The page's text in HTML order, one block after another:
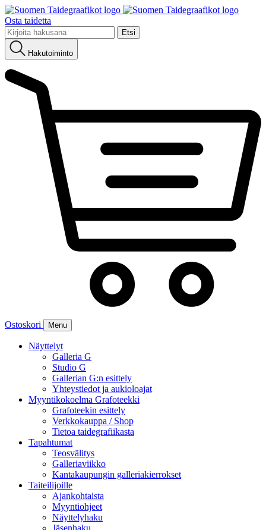
Osta taidetta
Etsi:
Hakutoiminto
Ostoskori Menu
Näyttelyt
Galleria G
Studio G
Gallerian G:n esittely
Yhteystiedot ja aukioloajat
Myyntikokoelma Grafoteekki
Grafoteekin esittely
Verkkokauppa / Shop
Tietoa taidegrafiikasta
Tapahtumat
Teosvälitys
Galleriaviikko
Kantakaupungin galleriakierrokset
Taiteilijoille
Ajankohtaista
Myyntiohjeet
Näyttelyhaku
Jäsenhaku